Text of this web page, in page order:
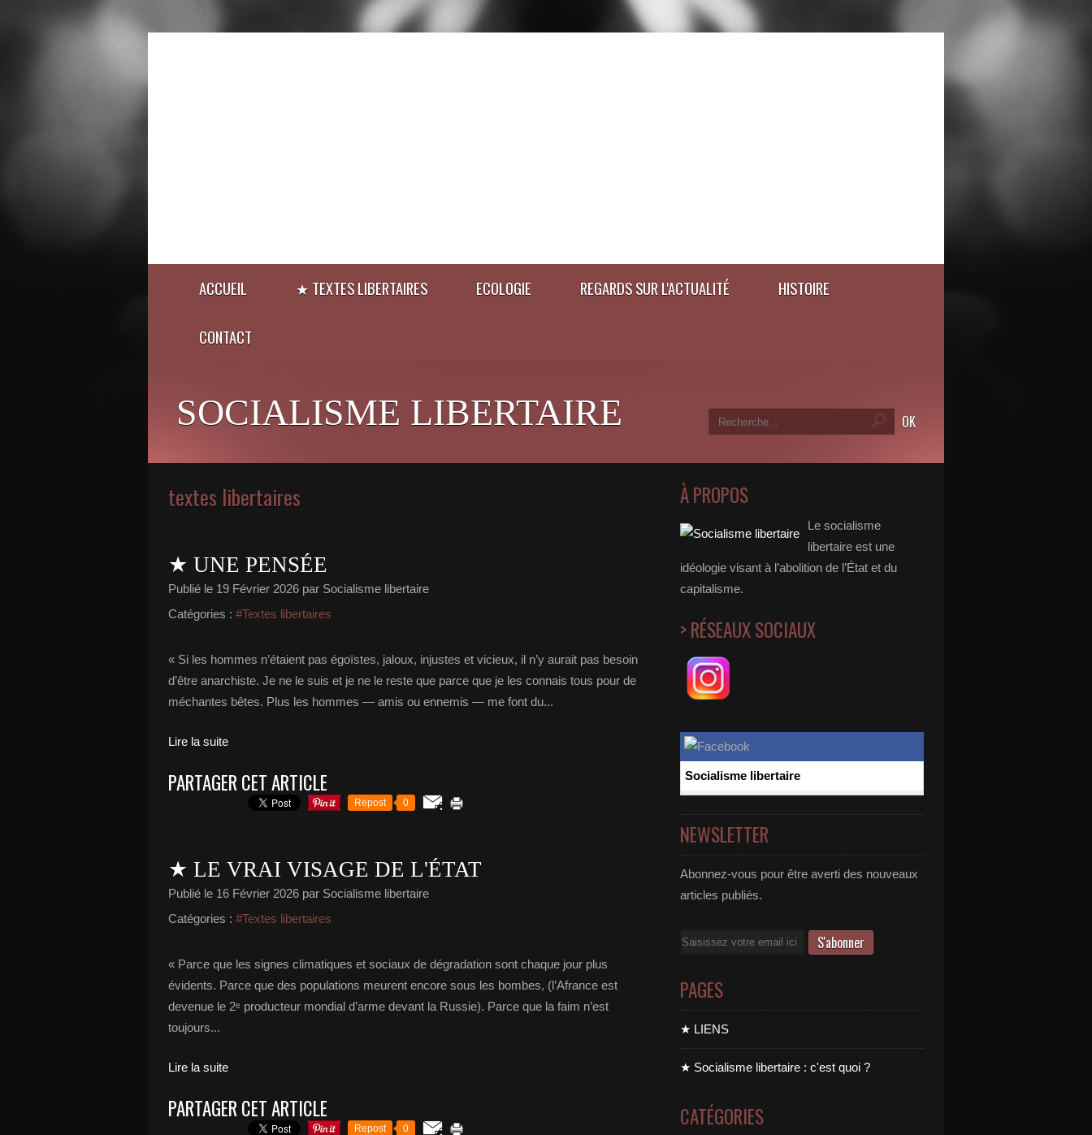
ACCUEIL ★ TEXTES LIBERTAIRES ECOLOGIE REGARDS SUR L'ACTUALITÉ HISTOIRE
CONTACT
SOCIALISME LIBERTAIRE
textes libertaires
★ UNE PENSÉE
Publié le 19 Février 2026 par Socialisme libertaire
Catégories : #Textes libertaires
« Si les hommes n’étaient pas égoïstes, jaloux, injustes et vicieux, il n’y aurait pas besoin
d’être anarchiste. Je ne le suis et je ne le reste que parce que je les connais tous pour de
méchantes bêtes. Plus les hommes — amis ou ennemis — me font du...
Lire la suite
PARTAGER CET ARTICLE
Repost 0
★ LE VRAI VISAGE DE L'ÉTAT
Publié le 16 Février 2026 par Socialisme libertaire
Catégories : #Textes libertaires
« Parce que les signes climatiques et sociaux de dégradation sont chaque jour plus
évidents. Parce que des populations meurent encore sous les bombes, (l’Afrance est
devenue le 2ᵉ producteur mondial d’arme devant la Russie). Parce que la faim n’est
toujours...
Lire la suite
PARTAGER CET ARTICLE
Repost 0
À PROPOS
Le socialisme
libertaire est une
idéologie visant à l’abolition de l’État et du
capitalisme.
> RÉSEAUX SOCIAUX
Socialisme libertaire
NEWSLETTER
Abonnez-vous pour être averti des nouveaux
articles publiés.
Email
PAGES
★ LIENS
★ Socialisme libertaire : c'est quoi ?
CATÉGORIES